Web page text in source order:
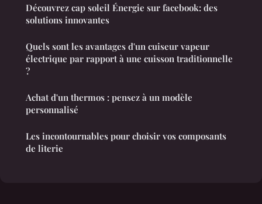
Découvrez cap soleil Énergie sur facebook: des
solutions innovantes
Quels sont les avantages d'un cuiseur vapeur
électrique par rapport à une cuisson traditionnelle
?
Achat d'un thermos : pensez à un modèle
personnalisé
Les incontournables pour choisir vos composants
de literie